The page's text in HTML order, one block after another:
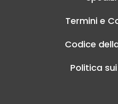
Termini e
Codice
Politica